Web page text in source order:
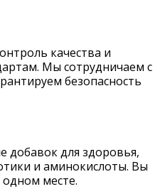
качества и
Мы сотрудничаем с
безопасность
добавок для здоровья,
и аминокислоты. Вы
месте.